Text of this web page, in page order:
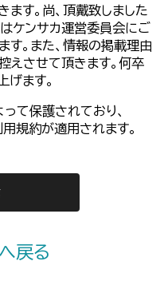
す。尚、頂戴致しました
ケンサカ運営委員会にご
す。また、情報の掲載理由
えさせて頂きます。何卒
げます。
て保護されており、
用規約が適用されます。
戻る